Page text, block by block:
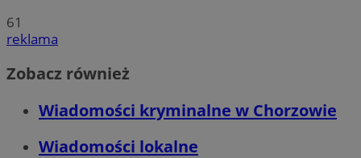
61
reklama
Zobacz również
Wiadomości kryminalne w Chorzowie
Wiadomości lokalne